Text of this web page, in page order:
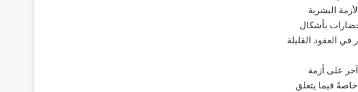
البشرية
بأشكال
في العقود القليلة
على أزمة
فيما يتعلق